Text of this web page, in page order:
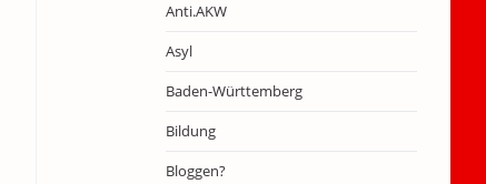
Anti.AKW
Asyl
Baden-Württemberg
Bildung
Bloggen?